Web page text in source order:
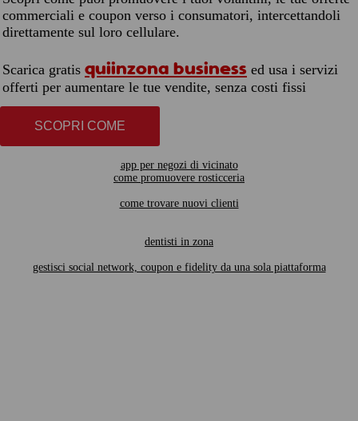
commerciali e coupon verso i consumatori, intercettandoli
direttamente sul loro cellulare.
Scarica gratis quiinzona business ed usa i servizi
offerti per aumentare le tue vendite, senza costi fissi
SCOPRI COME
app per negozi di vicinato
come promuovere rosticceria
come trovare nuovi clienti
dentisti in zona
gestisci social network, coupon e fidelity da una sola piattaforma